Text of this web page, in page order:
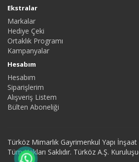
Ekstralar
Markalar
Hediye Çeki
Ortaklık Programı
Kampanyalar
Hesabım
Hesabım
Siparişlerim
Alışveriş Listem
Bülten Aboneliği
Türköz Mimarlık Gayrimenkul Yapı
Tüm Hakları Saklıdır. Türköz A.Ş.